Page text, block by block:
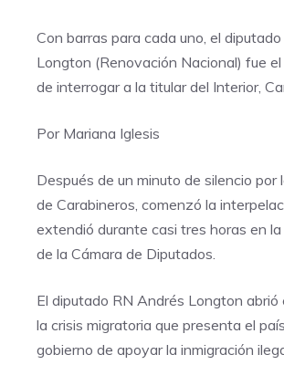
Con barras para cada uno, el
Longton (Renovación Nacional) fue
de interrogar a la titular del Interior,
Por Mariana Iglesis
Después de un minuto de silencio por
de Carabineros, comenzó la
extendió durante casi tres horas en la
de la Cámara de Diputados.
El diputado RN Andrés Longton abrió
la crisis migratoria que presenta el
gobierno de apoyar la inmigración